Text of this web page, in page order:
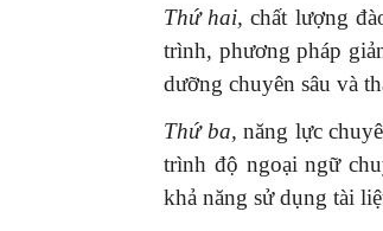
Thứ hai, chất lượng
trình, phương pháp
dưỡng chuyên sâu và
Thứ ba, năng lực
trình độ ngoại ngữ
khả năng sử dụng tài